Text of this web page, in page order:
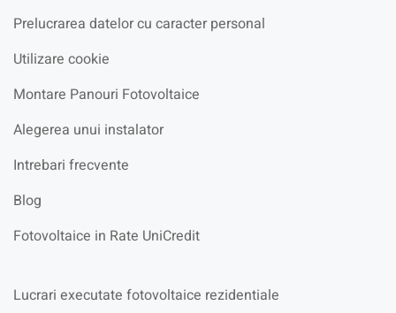
Prelucrarea datelor cu caracter personal
Utilizare cookie
Montare Panouri Fotovoltaice
Alegerea unui instalator
Intrebari frecvente
Blog
Fotovoltaice in Rate UniCredit
Lucrari executate fotovoltaice rezidentiale